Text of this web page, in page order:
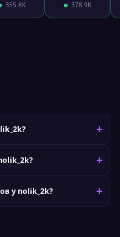
355.8K 378.9K
у nolik_2k?